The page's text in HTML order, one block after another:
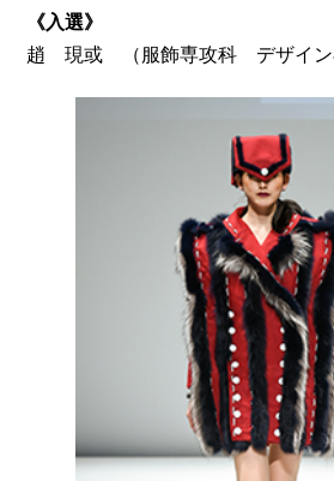
《入選》
趙 現或
（服飾専攻科 デザイン